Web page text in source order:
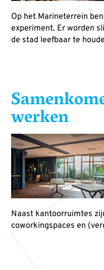
Op het Marineterrein
experiment. Er worden
de stad leefbaar te
werken
Naast kantoorruimtes
coworkingspaces en